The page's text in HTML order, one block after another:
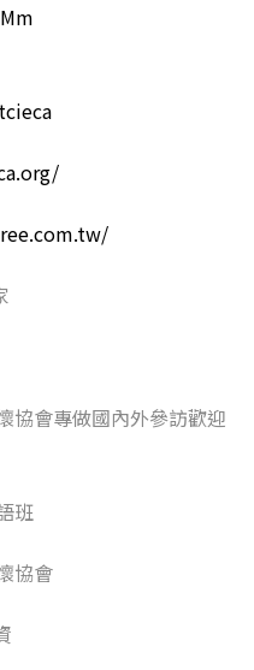
協會專做國內外參訪歡迎
班
協會